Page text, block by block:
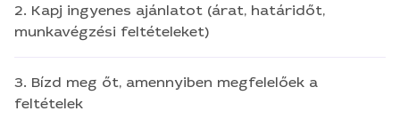
2. Kapj ingyenes ajánlatot (árat, határidőt,
munkavégzési feltételeket)
3. Bízd meg őt, amennyiben megfelelőek a
feltételek